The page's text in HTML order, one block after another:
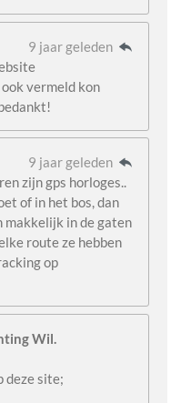
9 jaar geleden
vermeld kon
9 jaar geleden
zijn gps horloges..
of in het bos, dan
makkelijk in de gaten
route ze hebben
op
Wil.
deze site;